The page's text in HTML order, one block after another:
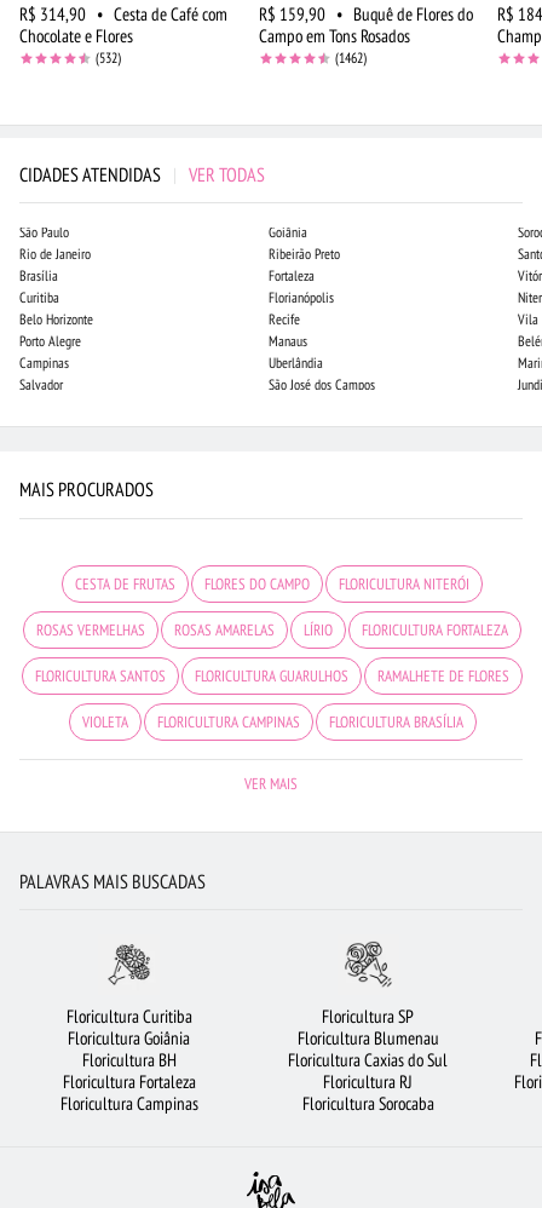
R$ 314,90 • Cesta de Café com
Chocolate e Flores
(532)
R$ 159,90 • Buquê de Flores do
Campo em Tons Rosados
(1462)
R$
CIDADES ATENDIDAS | VER TODAS
São Paulo
Rio de Janeiro
Brasília
Curitiba
Belo Horizonte
Porto Alegre
Campinas
Salvador
Goiânia
Ribeirão Preto
Fortaleza
Florianópolis
Recife
Manaus
Uberlândia
São José dos Campos
Vila
MAIS PROCURADOS
CESTA DE FRUTAS FLORES DO CAMPO FLORICULTURA NITERÓI
ROSAS VERMELHAS ROSAS AMARELAS LÍRIO FLORICULTURA FORTALEZA
FLORICULTURA SANTOS FLORICULTURA GUARULHOS RAMALHETE DE FLORES
VIOLETA FLORICULTURA CAMPINAS FLORICULTURA BRASÍLIA
FLORICULTURA GOIÂNIA BUQUÊ DE ROSAS VERMELHAS
ARRANJO DE FLORES FLORICULTURA CURITIBA FLORICULTURA RECIFE
BUQUÊ DE 12 ROSAS VERMELHAS FLORICULTURA UBERLÂNDIA
FLORES VERMELHAS
VER MAIS
PALAVRAS MAIS BUSCADAS
Floricultura Curitiba
Floricultura Goiânia
Floricultura BH
Floricultura Fortaleza
Floricultura Campinas
Floricultura SP
Floricultura Blumenau
Floricultura Caxias do Sul
Floricultura RJ
Floricultura Sorocaba